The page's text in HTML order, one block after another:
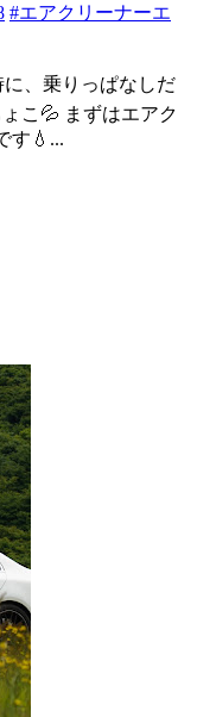
#エアクリーナーエ
、乗りっぱなしだ
こ💦 まずはエアク
す💧...